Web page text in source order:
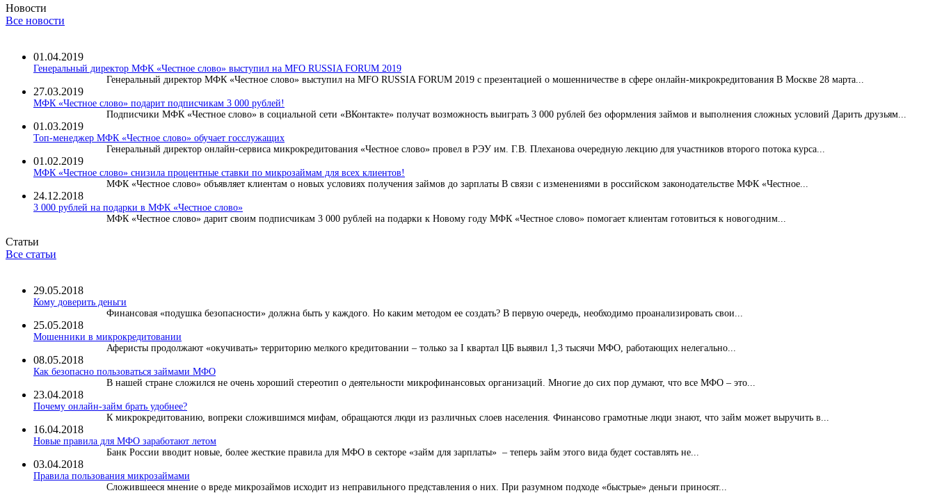
Новости
Все новости
01.04.2019
Генеральный директор МФК «Честное слово» выступил на MFO RUSSIA FORUM 2019
Генеральный директор МФК «Честное слово» выступил на MFO RUSSIA FORUM 2019 с презентацией о мошенничестве в сфере онлайн-микрокредитования В Москве 28 марта...
27.03.2019
МФК «Честное слово» подарит подписчикам 3 000 рублей!
Подписчики МФК «Честное слово» в социальной сети «ВКонтакте» получат возможность выиграть 3 000 рублей без оформления займов и выполнения сложных условий Дарить друзьям...
01.03.2019
Топ-менеджер МФК «Честное слово» обучает госслужащих
Генеральный директор онлайн-сервиса микрокредитования «Честное слово» провел в РЭУ им. Г.В. Плеханова очередную лекцию для участников второго потока курса...
01.02.2019
МФК «Честное слово» снизила процентные ставки по микрозаймам для всех клиентов!
МФК «Честное слово» объявляет клиентам о новых условиях получения займов до зарплаты В связи с изменениями в российском законодательстве МФК «Честное...
24.12.2018
3 000 рублей на подарки в МФК «Честное слово»
МФК «Честное слово» дарит своим подписчикам 3 000 рублей на подарки к Новому году МФК «Честное слово» помогает клиентам готовиться к новогодним...
Статьи
Все статьи
29.05.2018
Кому доверить деньги
Финансовая «подушка безопасности» должна быть у каждого. Но каким методом ее создать? В первую очередь, необходимо проанализировать свои...
25.05.2018
Мошенники в микрокредитовании
Аферисты продолжают «окучивать» территорию мелкого кредитовании – только за I квартал ЦБ выявил 1,3 тысячи МФО, работающих нелегально...
08.05.2018
Как безопасно пользоваться займами МФО
В нашей стране сложился не очень хороший стереотип о деятельности микрофинансовых организаций. Многие до сих пор думают, что все МФО – это...
23.04.2018
Почему онлайн-займ брать удобнее?
К микрокредитованию, вопреки сложившимся мифам, обращаются люди из различных слоев населения. Финансово грамотные люди знают, что займ может выручить в...
16.04.2018
Новые правила для МФО заработают летом
Банк России вводит новые, более жесткие правила для МФО в секторе «займ для зарплаты» – теперь займ этого вида будет составлять не...
03.04.2018
​Правила пользования микрозаймами
Сложившееся мнение о вреде микрозаймов исходит из неправильного представления о них. При разумном подходе «быстрые» деньги приносят...